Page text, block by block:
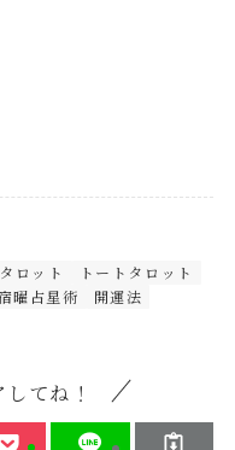
タロット
トートタロット
曜占星術
開運法
てね！